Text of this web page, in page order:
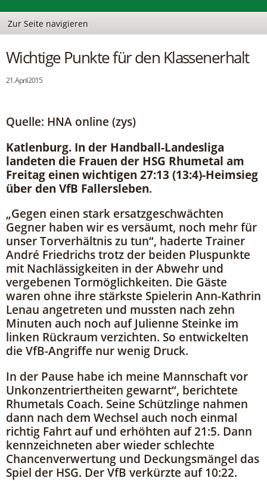
Wichtige Punkte für den Klassenerhalt
21. April 2015
Quelle: HNA online (zys)
Katlenburg. In der Handball-Landesliga
landeten die Frauen der HSG Rhumetal am
Freitag einen wichtigen 27:13 (13:4)-Heimsieg
über den VfB Fallersleben.
„Gegen einen stark ersatzgeschwächten
Gegner haben wir es versäumt, noch mehr für
unser Torverhältnis zu tun“, haderte Trainer
André Friedrichs trotz der beiden Pluspunkte
mit Nachlässigkeiten in der Abwehr und
vergebenen Tormöglichkeiten. Die Gäste
waren ohne ihre stärkste Spielerin Ann-Kathrin
Lenau angetreten und mussten nach zehn
Minuten auch noch auf Julienne Steinke im
linken Rückraum verzichten. So entwickelten
die VfB-Angriffe nur wenig Druck.
In der Pause habe ich meine Mannschaft vor
Unkonzentriertheiten gewarnt“, berichtete
Rhumetals Coach. Seine Schützlinge nahmen
dann nach dem Wechsel auch noch einmal
richtig Fahrt auf und erhöhten auf 21:5. Dann
kennzeichneten aber wieder schlechte
Chancenverwertung und Deckungsmängel das
Spiel der HSG. Der VfB verkürzte auf 10:22.